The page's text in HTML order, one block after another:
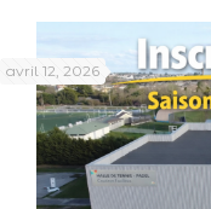
avril 12, 2026